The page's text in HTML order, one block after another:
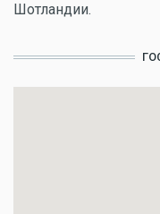
Шотландии.